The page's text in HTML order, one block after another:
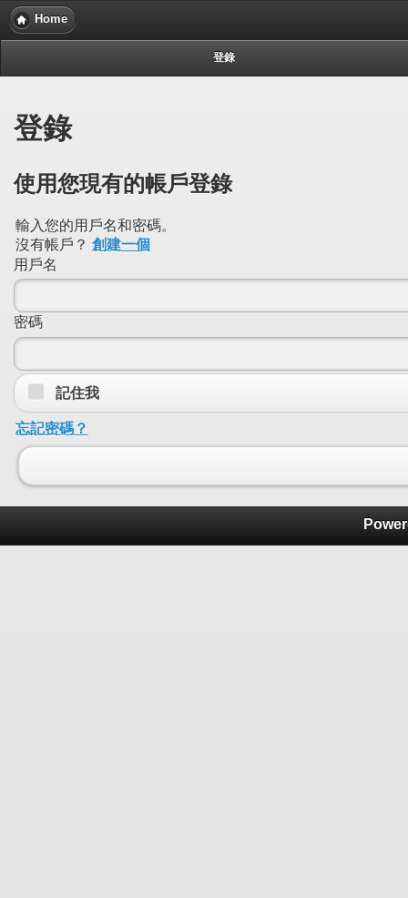
Home
登錄
登錄
使用您現有的帳戶登錄
輸入您的用戶名和密碼。
沒有帳戶？ 創建一個
用戶名
密碼
記住我
忘記密碼？